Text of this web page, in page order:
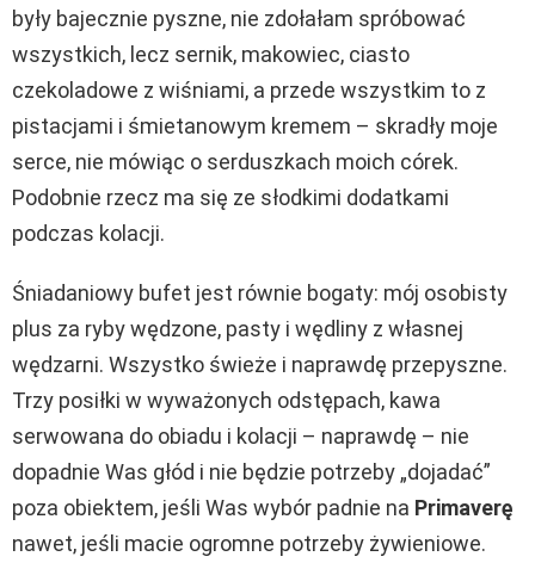
były bajecznie pyszne, nie zdołałam spróbować
wszystkich, lecz sernik, makowiec, ciasto
czekoladowe z wiśniami, a przede wszystkim to z
pistacjami i śmietanowym kremem – skradły moje
serce, nie mówiąc o serduszkach moich córek.
Podobnie rzecz ma się ze słodkimi dodatkami
podczas kolacji.
Śniadaniowy bufet jest równie bogaty: mój osobisty
plus za ryby wędzone, pasty i wędliny z własnej
wędzarni. Wszystko świeże i naprawdę przepyszne.
Trzy posiłki w wyważonych odstępach, kawa
serwowana do obiadu i kolacji – naprawdę – nie
dopadnie Was głód i nie będzie potrzeby „dojadać”
poza obiektem, jeśli Was wybór padnie na Primaverę
nawet, jeśli macie ogromne potrzeby żywieniowe.